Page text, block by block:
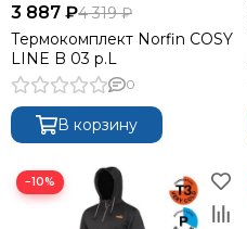
3 887 ₽4 319 ₽
Термокомплект Norfin COSY
LINE B 03 р.L
0
В корзину
−10%